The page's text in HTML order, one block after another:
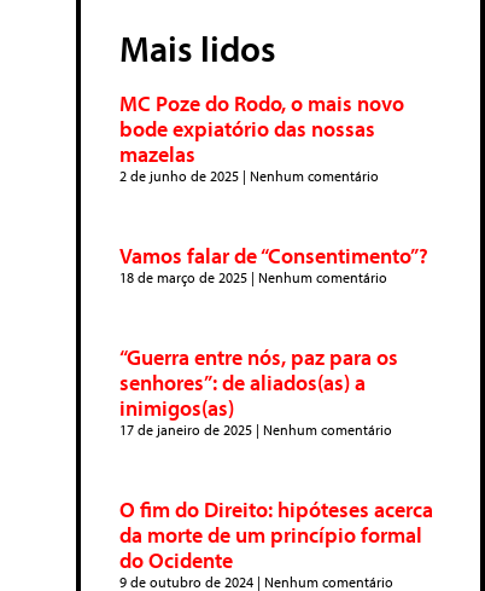
Mais lidos
MC Poze do Rodo, o mais novo
bode expiatório das nossas
mazelas
2 de junho de 2025 Nenhum comentário
Vamos falar de “Consentimento”?
18 de março de 2025 Nenhum comentário
“Guerra entre nós, paz para os
senhores”: de aliados(as) a
inimigos(as)
17 de janeiro de 2025 Nenhum comentário
O fim do Direito: hipóteses acerca
da morte de um princípio formal
do Ocidente
9 de outubro de 2024 Nenhum comentário